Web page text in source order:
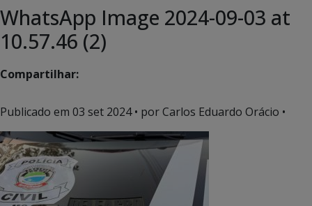
WhatsApp Image 2024-09-03 at
10.57.46 (2)
Compartilhar:
Publicado em 03 set 2024• por Carlos Eduardo Orácio •